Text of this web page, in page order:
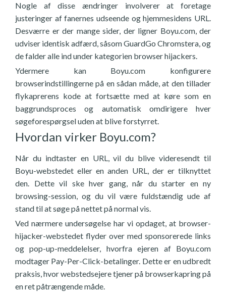
Nogle af disse ændringer involverer at foretage
justeringer af fanernes udseende og hjemmesidens URL.
Desværre er der mange sider, der ligner Boyu.com, der
udviser identisk adfærd, såsom GuardGo Chromstera, og
de falder alle ind under kategorien browser hijackers.
Ydermere kan Boyu.com konfigurere
browserindstillingerne på en sådan måde, at den tillader
flykaprerens kode at fortsætte med at køre som en
baggrundsproces og automatisk omdirigere hver
søgeforespørgsel uden at blive forstyrret.
Hvordan virker Boyu.com?
Når du indtaster en URL, vil du blive videresendt til
Boyu-webstedet eller en anden URL, der er tilknyttet
den. Dette vil ske hver gang, når du starter en ny
browsing-session, og du vil være fuldstændig ude af
stand til at søge på nettet på normal vis.
Ved nærmere undersøgelse har vi opdaget, at browser-
hijacker-webstedet flyder over med sponsorerede links
og pop-up-meddelelser, hvorfra ejeren af Boyu.com
modtager Pay-Per-Click-betalinger. Dette er en udbredt
praksis, hvor webstedsejere tjener på browserkapring på
en ret påtrængende måde.